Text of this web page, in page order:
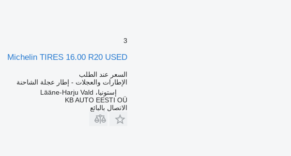
3
Michelin TIRES 16.00 R20 USED
السعر عند الطلب
الإطارات والعجلات - إطار عجلة الشاحنة
إستونيا، Lääne-Harju Vald
KB AUTO EESTI OÜ
الاتصال بالبائع